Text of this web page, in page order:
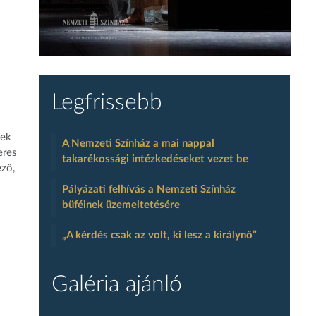
Legfrissebb
A Nemzeti Színház a mai nappal
takarékossági intézkedéseket vezet be
Pályázati felhívás a Nemzeti Színház
büféinek üzemeltetésére
„A kérdés csak az volt, ki lesz a királynő”
Galéria ajánló